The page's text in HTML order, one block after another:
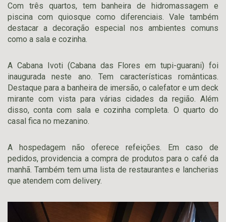
Com três quartos, tem banheira de hidromassagem e
piscina com quiosque como diferenciais. Vale também
destacar a decoração especial nos ambientes comuns
como a sala e cozinha.
A Cabana Ivoti (Cabana das Flores em tupi-guarani) foi
inaugurada neste ano. Tem características românticas.
Destaque para a banheira de imersão, o calefator e um deck
mirante com vista para várias cidades da região. Além
disso, conta com sala e cozinha completa. O quarto do
casal fica no mezanino.
A hospedagem não oferece refeições. Em caso de
pedidos, providencia a compra de produtos para o café da
manhã. Também tem uma lista de restaurantes e lancherias
que atendem com delivery.